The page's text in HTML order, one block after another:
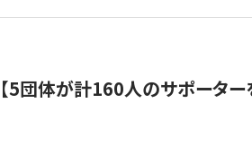
【5団体が計160人のサポータ